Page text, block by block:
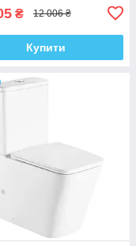
₴ 12 006 ₴
Купити